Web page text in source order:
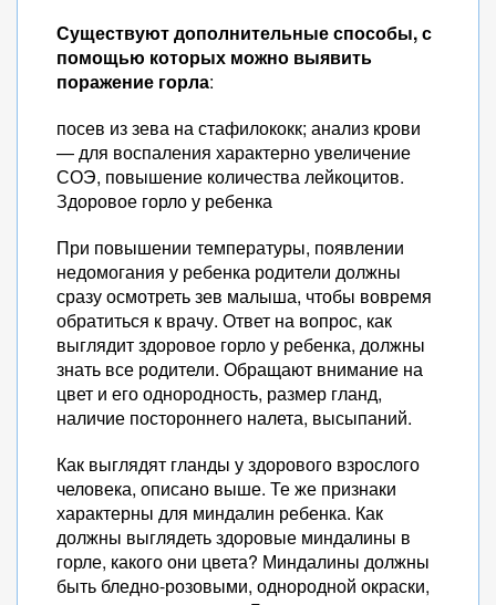
Существуют дополнительные способы, с
помощью которых можно выявить
поражение горла:
посев из зева на стафилококк; анализ крови
— для воспаления характерно увеличение
СОЭ, повышение количества лейкоцитов.
Здоровое горло у ребенка
При повышении температуры, появлении
недомогания у ребенка родители должны
сразу осмотреть зев малыша, чтобы вовремя
обратиться к врачу. Ответ на вопрос, как
выглядит здоровое горло у ребенка, должны
знать все родители. Обращают внимание на
цвет и его однородность, размер гланд,
наличие постороннего налета, высыпаний.
Как выглядят гланды у здорового взрослого
человека, описано выше. Те же признаки
характерны для миндалин ребенка. Как
должны выглядеть здоровые миндалины в
горле, какого они цвета? Миндалины должны
быть бледно-розовыми, однородной окраски,